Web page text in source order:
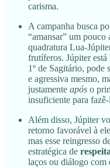
carisma.
A campanha busca
“amansar” um pouco
quadratura Lua-
frutíferos. Júpiter
1º de Sagitário, pode
e agressiva mesmo,
justamente após o
insuficiente para
Além disso, Júpiter
retorno favorável à
mas esse reingresso
estratégica de
laços ou diálogo com